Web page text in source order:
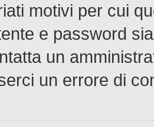
motivi per cui
e password
un
un errore di